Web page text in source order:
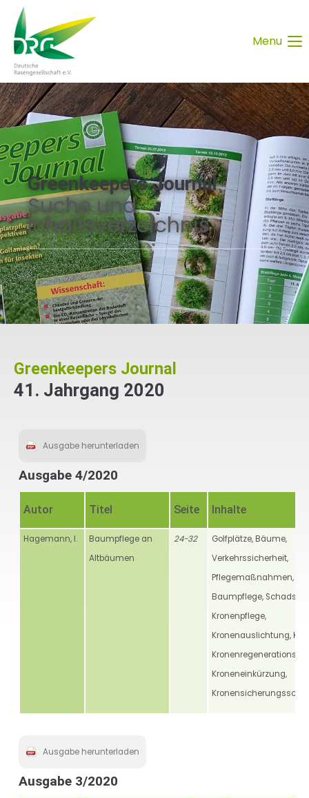
Menu
Greenkeepers Journal
Suche und
Inhaltsverzeichnis
Greenkeepers Journal
41. Jahrgang 2020
Ausgabe herunterladen
Ausgabe 4/2020
Autor Titel Seite Inhalte
Hagemann, I.
Baumpflege an
Altbäumen
24-32
Golfplätze, Bäume,
Verkehrssicherheit,
Pflegemaßnahmen,
Baumpflege,
Kronenpflege,
Kronenauslichtung,
Kroneneinkürzung,
Ausgabe herunterladen
Ausgabe 3/2020